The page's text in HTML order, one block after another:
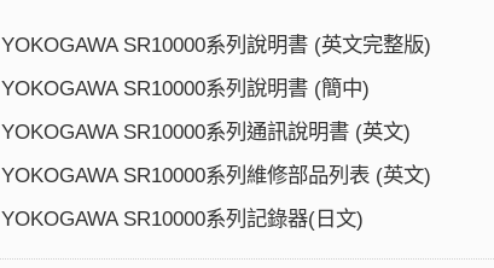
YOKOGAWA SR10000系列說明書 (英文完整版)
YOKOGAWA SR10000系列說明書 (簡中)
YOKOGAWA SR10000系列通訊說明書 (英文)
YOKOGAWA SR10000系列維修部品列表 (英文)
YOKOGAWA SR10000系列記錄器(日文)